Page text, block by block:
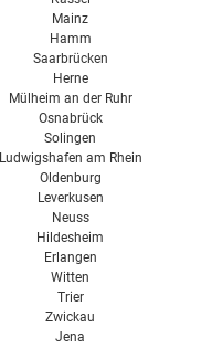
Mainz
Hamm
Saarbrücken
Herne
Mülheim an der Ruhr
Osnabrück
Solingen
Ludwigshafen am Rhein
Oldenburg
Leverkusen
Neuss
Hildesheim
Erlangen
Witten
Trier
Zwickau
Jena